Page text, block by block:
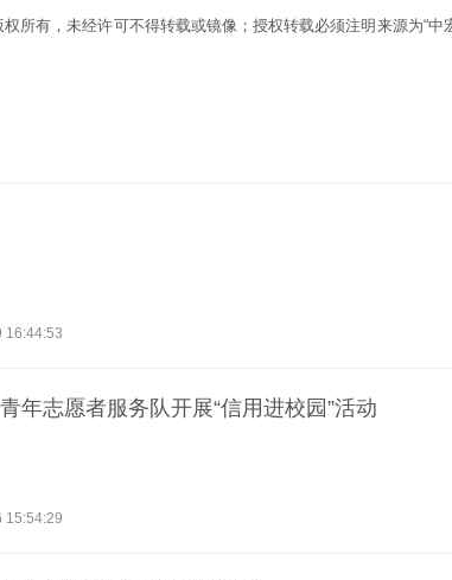
所有，未经许可不得转载或镜像；授权转载必须注明来源为“中
16:44:53
年志愿者服务队开展“信用进校园”活动
15:54:29